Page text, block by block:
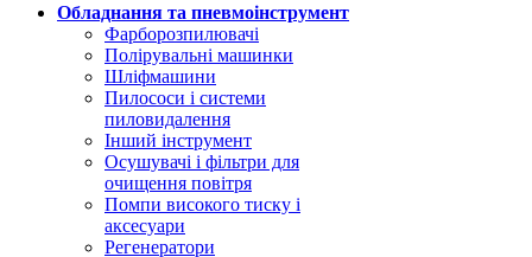
Обладнання та пневмоінструмент
Фарборозпилювачі
Полірувальні машинки
Шліфмашини
Пилососи і системи
пиловидалення
Інший інструмент
Осушувачі і фільтри для
очищення повітря
Помпи високого тиску і
аксесуари
Регенератори